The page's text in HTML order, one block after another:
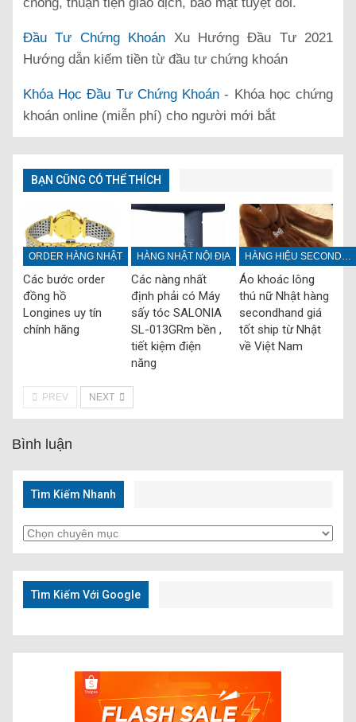
Đầu Tư Chứng Khoán Xu Hướng Đầu Tư 2021
Hướng dẫn kiếm tiền từ đầu tư chứng khoán
Khóa Học Đầu Tư Chứng Khoán - Khóa học chứng
khoán online (miễn phí) cho người mới bắt
BẠN CŨNG CÓ THỂ THÍCH
ORDER HÀNG NHẬT
Các bước order
đồng hồ
Longines uy tín
chính hãng
HÀNG NHẬT NỘI ĐỊA
Các nàng nhất
định phải có Máy
sấy tóc SALONIA
SL-013GRm bền ,
tiết kiệm điện
năng
Áo khoác lông
thú nữ Nhật hàng
secondhand giá
tốt ship từ Nhật
về Việt Nam
PREV NEXT
Bình luận
Tìm Kiếm Nhanh
Tìm
Kiếm
Nhanh
Tìm Kiếm Với Google